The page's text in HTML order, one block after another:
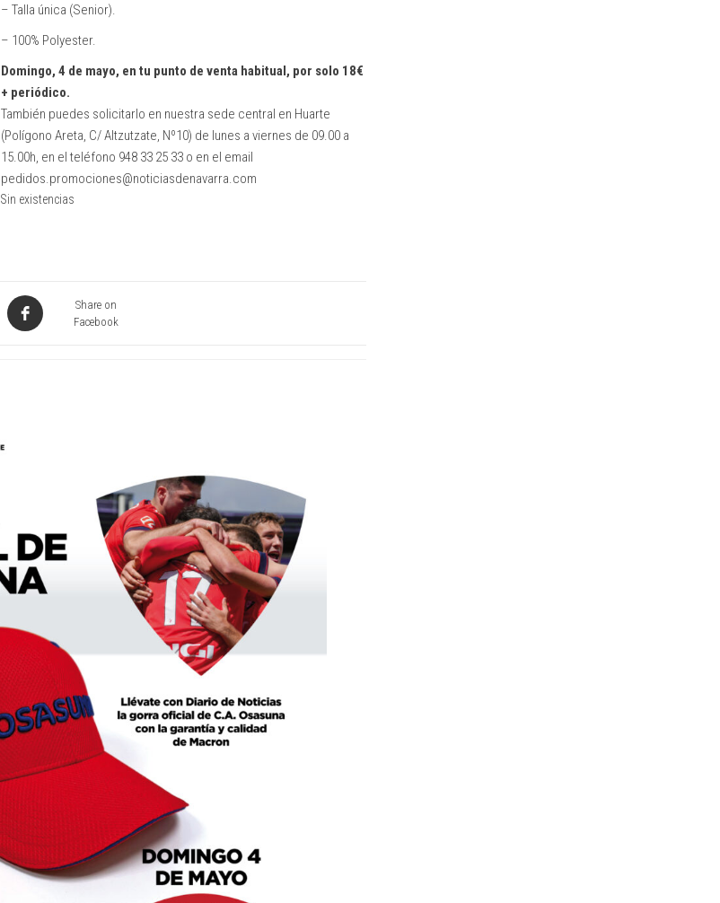
– Talla única (Senior).
– 100% Polyester.
Domingo, 4 de mayo, en tu punto de venta habitual, por solo 18€
+ periódico.
También puedes solicitarlo en nuestra sede central en Huarte
(Polígono Areta, C/ Altzutzate, Nº10) de lunes a viernes de 09.00 a
15.00h, en el teléfono 948 33 25 33 o en el email
pedidos.promociones@noticiasdenavarra.com
Sin existencias
Share on
Facebook